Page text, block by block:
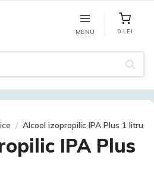
MENU 0 LEI
Alcool izopropilic IPA Plus 1 litru
IPA Plus